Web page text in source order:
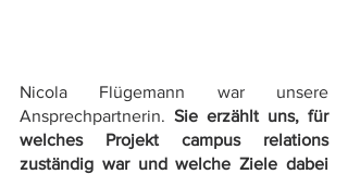
Nicola Flügemann war unsere
Ansprechpartnerin. Sie erzählt uns, für
welches Projekt campus relations
zuständig war und welche Ziele dabei